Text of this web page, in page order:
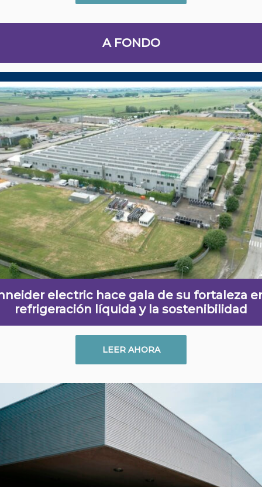
A FONDO
electric hace gala de su fortaleza
refrigeración líquida y la sostenibilidad
LEER AHORA